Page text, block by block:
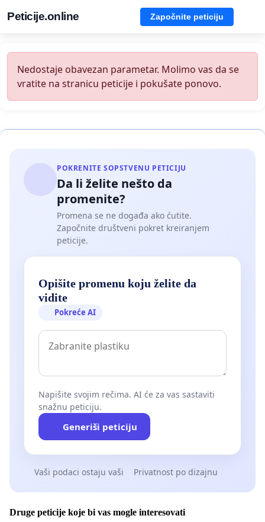
Peticije.online Započnite peticiju
Nedostaje obavezan parametar. Molimo vas da se
vratite na stranicu peticije i pokušate ponovo.
POKRENITE SOPSTVENU PETICIJU
Da li želite nešto da
promenite?
Promena se ne događa ako ćutite.
Započnite društveni pokret kreiranjem
peticije.
Opišite promenu koju želite da
vidite
Pokreće AI
Napišite svojim rečima. AI će za vas sastaviti
snažnu peticiju.
Generiši peticiju
Vaši podaci ostaju vaši Privatnost po dizajnu
Druge peticije koje bi vas mogle interesovati